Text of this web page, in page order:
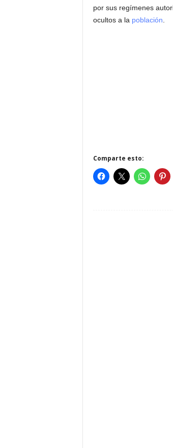
por sus regímenes
ocultos a la población
Comparte esto: